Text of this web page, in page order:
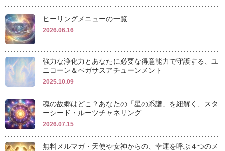
ヒーリングメニューの一覧
2026.06.16
強力な浄化力とあなたに必要な得意能力で守護する、ユ
ニコーン＆ペガサスアチューンメント
2025.10.09
魂の故郷はどこ？あなたの「星の系譜」を紐解く、スタ
ーシード・ルーツチャネリング
2026.07.15
無料メルマガ・天使や女神からの、幸運を呼ぶ４つのメ